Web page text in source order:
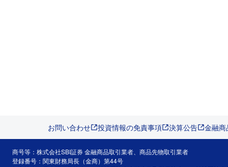
お問い合わせ 投資情報の免責事項 決算公告 金融
商号等：株式会社SBI証券 金融商品取引業者、商品先物取引業者
登録番号：関東財務局長（金商）第44号